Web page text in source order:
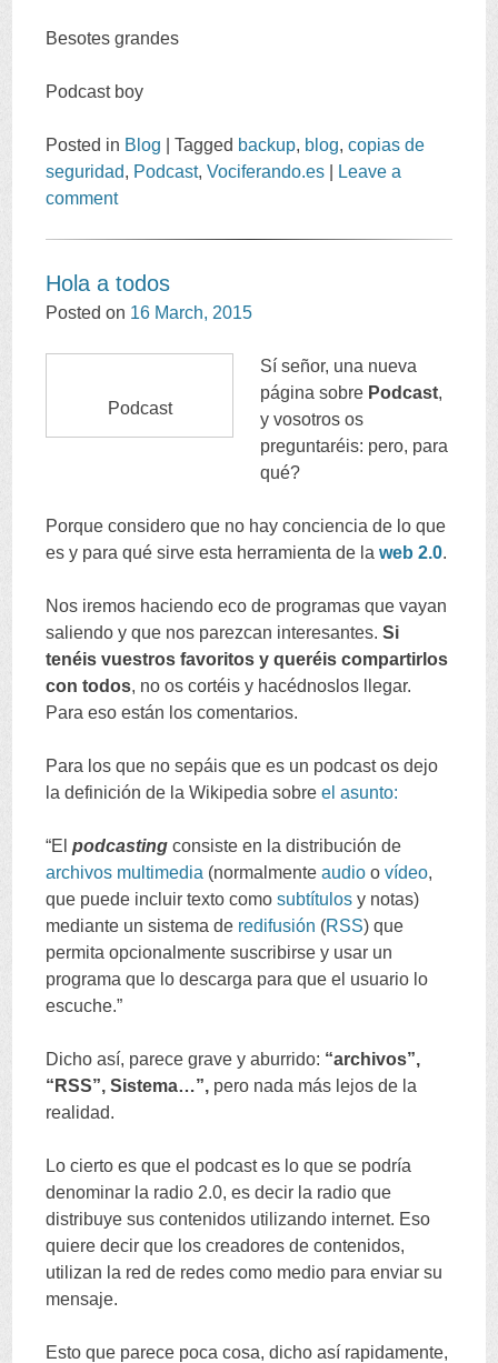
Besotes grandes
Podcast boy
Posted in Blog |Tagged backup, blog,copias de
seguridad, Podcast,Vociferando.es
Leave a
comment
Hola a todos
Posted on 16 March, 2015
Podcast
Sí señor, una nueva
página sobre Podcast,
y vosotros os
preguntaréis: pero, para
qué?
Porque considero que no hay conciencia de lo que
es y para qué sirve esta herramienta de la web 2.0.
Nos iremos haciendo eco de programas que vayan
saliendo y que nos parezcan interesantes.Si
tenéis vuestros favoritos y queréis compartirlos
con todos, no os cortéis y hacédnoslos llegar.
Para eso están los comentarios.
Para los que no sepáis que es un podcast os dejo
la definición de la Wikipedia sobre el asunto:
“El podcasting consiste en la distribución de
archivos multimedia (normalmente audio o vídeo,
que puede incluir texto como subtítulos y notas)
mediante un sistema de redifusión (RSS)que
permita opcionalmente suscribirse y usar un
programa que lo descarga para que el usuario lo
escuche.”
Dicho así, parece grave y aburrido: “archivos”,
“ RSS”,Sistema…”, pero nada más lejos de la
realidad.
Lo cierto es que el podcast es lo que se podría
denominar la radio 2.0,es decir la radio que
distribuye sus contenidos utilizando internet. Eso
quiere decir que los creadores de contenidos,
utilizan la red de redes como medio para enviar su
mensaje.
Esto que parece poca cosa,dicho así rapidamente,